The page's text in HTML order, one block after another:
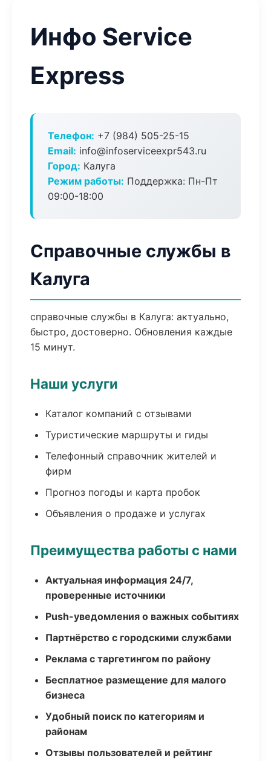
Инфо Service
Express
Телефон: +7 (984) 505-25-15
Email: info@infoserviceexpr543.ru
Город: Калуга
Режим работы: Поддержка: Пн-Пт
09:00-18:00
Справочные службы в
Калуга
справочные службы в Калуга: актуально,
быстро, достоверно. Обновления каждые
15 минут.
Наши услуги
Каталог компаний с отзывами
Туристические маршруты и гиды
Телефонный справочник жителей и
фирм
Прогноз погоды и карта пробок
Объявления о продаже и услугах
Преимущества работы с нами
Актуальная информация 24/7,
проверенные источники
Push-уведомления о важных событиях
Партнёрство с городскими службами
Реклама с таргетингом по району
Бесплатное размещение для малого
бизнеса
Удобный поиск по категориям и
районам
Отзывы пользователей и рейтинг